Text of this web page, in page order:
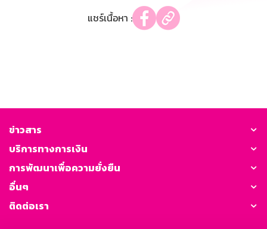
แชร์เนื้อหา :
ข่าวสาร
บริการทางการเงิน
การพัฒนาเพื่อความยั่งยืน
อื่นๆ
ติดต่อเรา